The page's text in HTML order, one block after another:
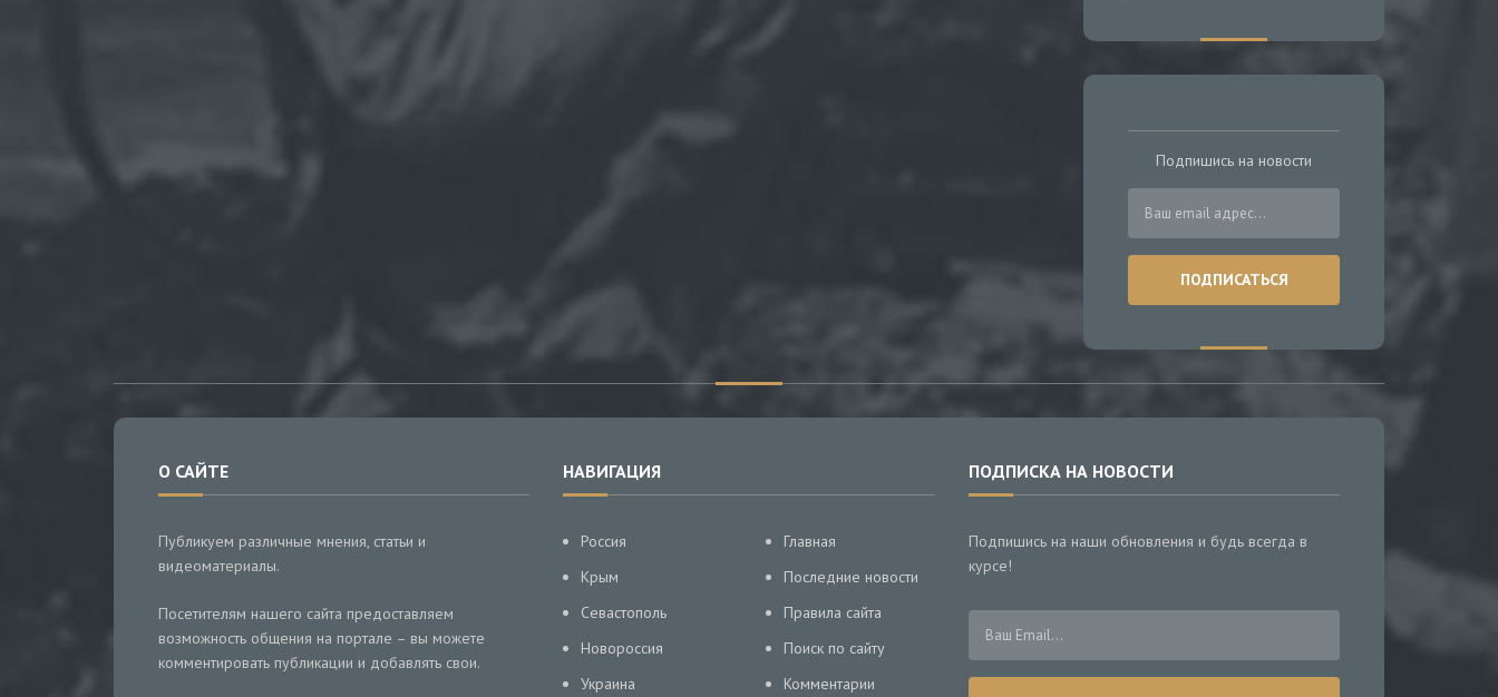
Подпишись на новости
О САЙТЕ
Публикуем различные мнения, статьи и
видеоматериалы.
Посетителям нашего сайта предоставляем
возможность общения на портале – вы можете
комментировать публикации и добавлять свои.
НАВИГАЦИЯ
Россия
Крым
Севастополь
Новороссия
Украина
Главная
Последние новости
Правила сайта
Поиск по сайту
Комментарии
ПОДПИСКА НА НОВОСТИ
Подпишись на наши обновления и будь всегда в
курсе!